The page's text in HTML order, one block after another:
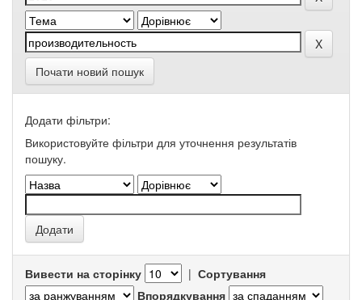
Почати новий пошук
Додати фільтри:
Використовуйте фільтри для уточнення результатів
пошуку.
Вивести на сторінку | Сортування
Впорядкування